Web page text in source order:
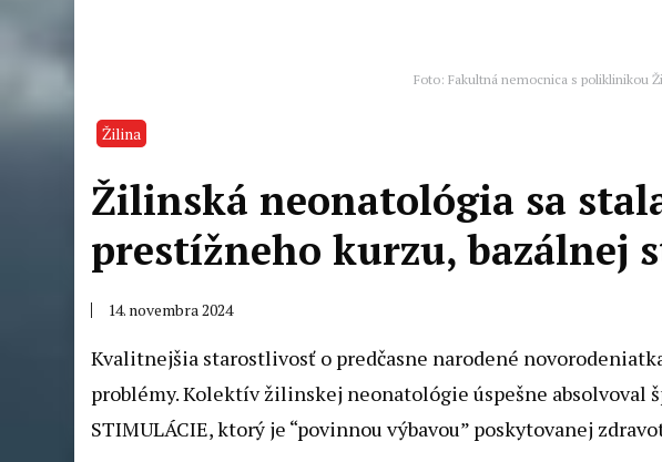
Foto: Fakultná nemocnica s poliklinikou
Žilina
Žilinská neonatológia sa
prestížneho kurzu, bazálnej
14. novembra 2024
Kvalitnejšia starostlivosť o predčasne narodené
problémy. Kolektív žilinskej neonatológie úspešne absolvoval
STIMULÁCIE, ktorý je “povinnou výbavou” poskytovanej